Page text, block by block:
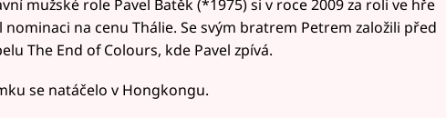
mužské role Pavel Batěk (*1975) si v roce 2009 za roli ve hře
nominaci na cenu Thálie. Se svým bratrem Petrem založili před
The End of Colours, kde Pavel zpívá.
se natáčelo v Hongkongu.